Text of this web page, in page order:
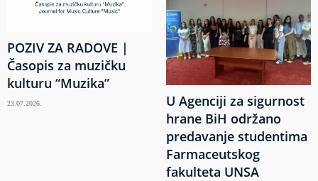
POZIV ZA RADOVE |
Časopis za muzičku
kulturu “Muzika”
23.07.2026.
U Agenciji za sigurnost
hrane BiH održano
predavanje studentima
Farmaceutskog
fakulteta UNSA